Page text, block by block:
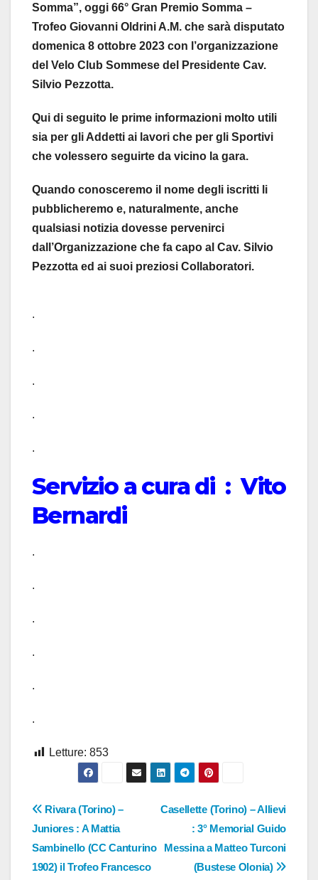
Somma”, oggi 66° Gran Premio Somma –
Trofeo Giovanni Oldrini A.M. che sarà disputato
domenica 8 ottobre 2023 con l’organizzazione
del Velo Club Sommese del Presidente Cav.
Silvio Pezzotta.
Qui di seguito le prime informazioni molto utili
sia per gli Addetti ai lavori che per gli Sportivi
che volessero seguirte da vicino la gara.
Quando conosceremo il nome degli iscritti li
pubblicheremo e, naturalmente, anche
qualsiasi notizia dovesse pervenirci
dall’Organizzazione che fa capo al Cav. Silvio
Pezzotta ed ai suoi preziosi Collaboratori.
.
.
.
.
.
Servizio a cura di : Vito
Bernardi
.
.
.
.
.
.
Letture: 853
Navigazione
articoli
Casellette (Torino) – Allievi
: 3° Memorial Guido
Messina a Matteo Turconi
(Bustese Olonia)
Rivara (Torino) –
Juniores : A Mattia
Sambinello (CC Canturino
1902) il Trofeo Francesco